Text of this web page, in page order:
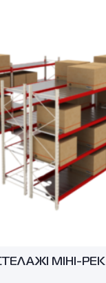
МІНІ-РЕК